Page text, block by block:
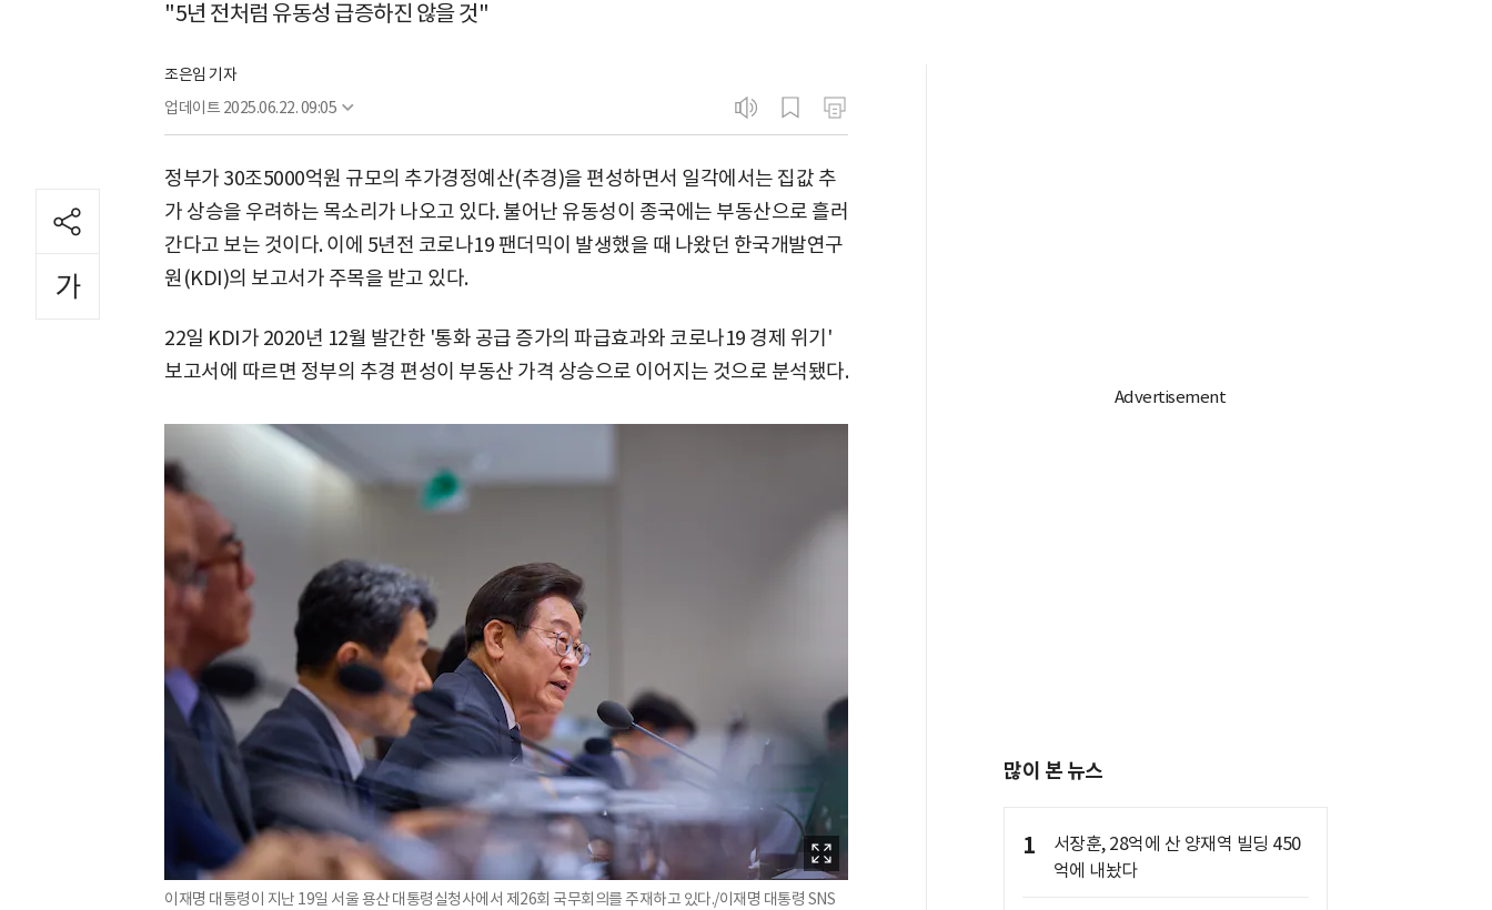
"5년 전처럼 유동성 급증하진 않을 것"
조은임 기자
업데이트 2025.06.22. 09:05
정부가 30조5000억원 규모의 추가경정예산(추경)을 편성하면서 일각에서는 집값 추
가 상승을 우려하는 목소리가 나오고 있다. 불어난 유동성이 종국에는 부동산으로 흘러
간다고 보는 것이다. 이에 5년전 코로나19 팬더믹이 발생했을 때 나왔던 한국개발연구
원(KDI)의 보고서가 주목을 받고 있다.
22일 KDI가 2020년 12월 발간한 '통화 공급 증가의 파급효과와 코로나19 경제 위기'
보고서에 따르면 정부의 추경 편성이 부동산 가격 상승으로 이어지는 것으로 분석됐다.
이재명 대통령이 지난 19일 서울 용산 대통령실청사에서 제26회 국무회의를 주재하고 있다./이재명 대통령 SNS
많이 본 뉴스
1
서장훈, 28억에 산 양재역 빌딩 450
억에 내놨다